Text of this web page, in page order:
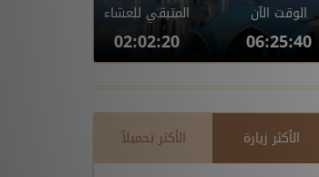
الوقت الآن
06:25:41
المتبقي للعشاء
02:02:19
الأكثر زيارة الأكثر تحميلاً